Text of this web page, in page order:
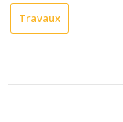
marbre et du
bois dans la
Travaux